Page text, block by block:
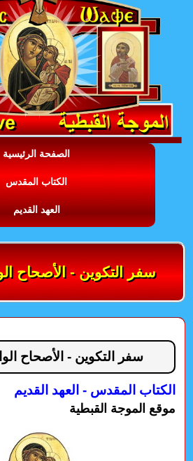
الصفحة الرئيسية
الكتاب المقدس
العهد القديم
سفر التكوين - الأصحاح
سفر التكوين - الأصحاح
الكتاب المقدس - العهد القديم
موقع الموجة القبطية